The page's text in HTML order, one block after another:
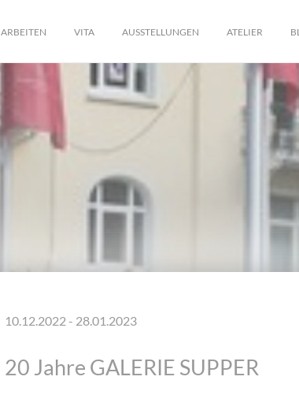
ARBEITEN VITA AUSSTELLUNGEN ATELIER
10.12.2022 - 28.01.2023
20 Jahre GALERIE SUPPER